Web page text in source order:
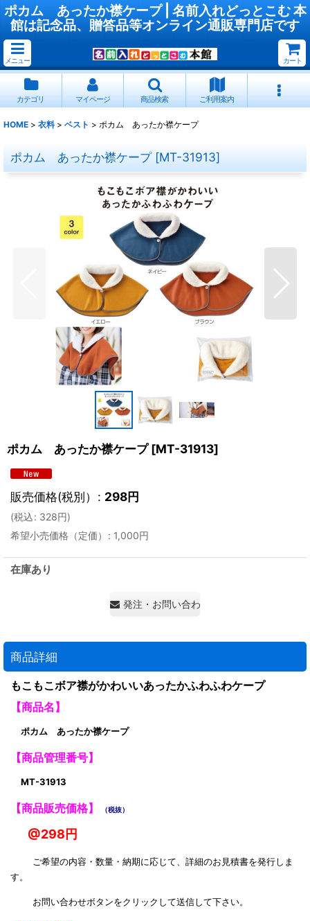
ポカム あったか襟ケープ | 名前入れどっとこむ 本
館は記念品、贈答品等オンライン通販専門店です
メニュー カート
カテゴリ マイページ 商品検索 ご利用案内
HOME > 衣料 > ベスト > ポカム あったか襟ケープ
ポカム あったか襟ケープ [MT-31913]
ポカム あったか襟ケープ [MT-31913]
販売価格(税別） : 298円
(税込: 328円)
希望小売価格（定価）
: 1,000円
在庫あり
発注・お問い合わせ・見積もり依頼
商品詳細
もこもこボア襟がかわいいあったかふわふわケープ
【商品名】
ポカム あったか襟ケープ
【商品管理番号】
MT-31913
【商品販売価格】 （税抜）
@298円
ご希望の内容・数量・納期に応じて、詳細のお見積書を発行しま
す。
お問い合わせボタンをクリックして送信して下さい。